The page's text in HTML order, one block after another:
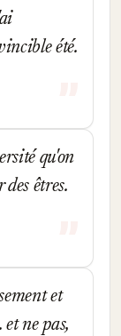
été.
qu'on
êtres.
et
ne pas,